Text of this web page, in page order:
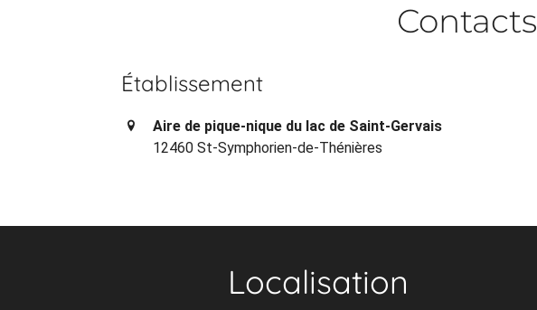
Contacts
Établissement
Aire de pique-nique du lac de Saint-Gervais
12460 St-Symphorien-de-Thénières
Localisation